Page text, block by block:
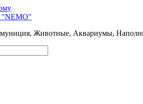
Животные, Аквариумы,